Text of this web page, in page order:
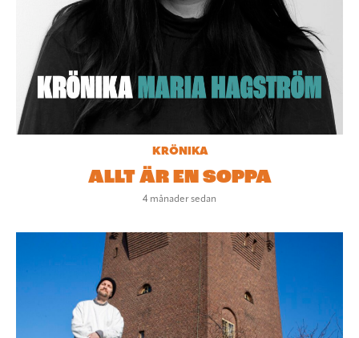
KRÖNIKA
ALLT ÄR EN SOPPA
4 månader sedan